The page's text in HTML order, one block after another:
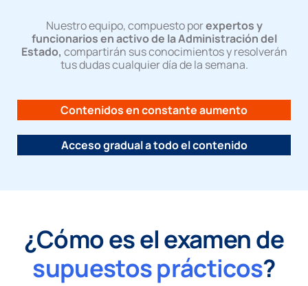
Nuestro equipo, compuesto porexpertos y
funcionarios en activo de la Administración del
Estado, compartirán sus conocimientos y resolverán
tus dudas cualquier día de la semana.
Contenidos en constante aumento
Acceso gradual a todo el contenido
¿Cómo es el examen de
supuestos prácticos?